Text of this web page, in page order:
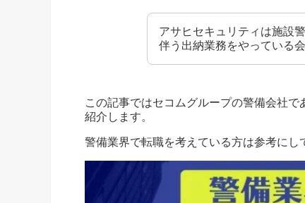
アサヒセキュリティは施設
伴う出納業務をやっている会
この記事ではセコムグループの警備会社
紹介します。
警備業界で転職を考えている方は参考にし